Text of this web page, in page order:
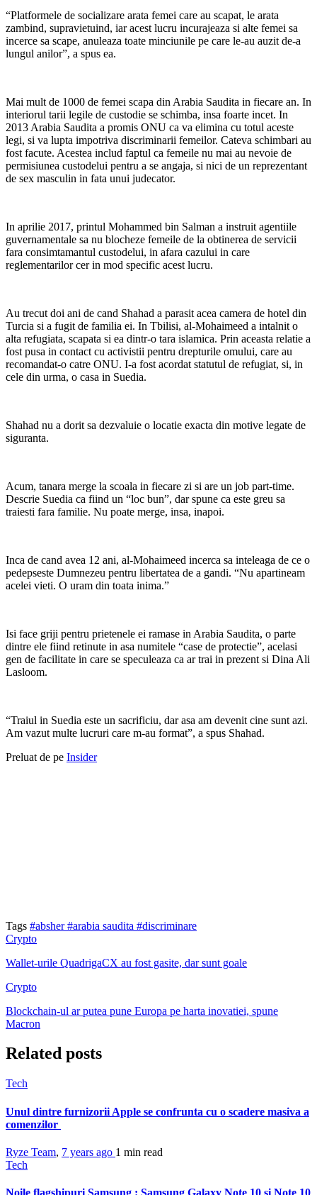
“Platformele de socializare arata femei care au scapat, le arata
zambind, supravietuind, iar acest lucru incurajeaza si alte femei sa
incerce sa scape, anuleaza toate minciunile pe care le-au auzit de-a
lungul anilor”, a spus ea.
Mai mult de 1000 de femei scapa din Arabia Saudita in fiecare an. In
interiorul tarii legile de custodie se schimba, insa foarte incet. In
2013 Arabia Saudita a promis ONU ca va elimina cu totul aceste
legi, si va lupta impotriva discriminarii femeilor. Cateva schimbari au
fost facute. Acestea includ faptul ca femeile nu mai au nevoie de
permisiunea custodelui pentru a se angaja, si nici de un reprezentant
de sex masculin in fata unui judecator.
In aprilie 2017, printul Mohammed bin Salman a instruit agentiile
guvernamentale sa nu blocheze femeile de la obtinerea de servicii
fara consimtamantul custodelui, in afara cazului in care
reglementarilor cer in mod specific acest lucru.
Au trecut doi ani de cand Shahad a parasit acea camera de hotel din
Turcia si a fugit de familia ei. In Tbilisi, al-Mohaimeed a intalnit o
alta refugiata, scapata si ea dintr-o tara islamica. Prin aceasta relatie a
fost pusa in contact cu activistii pentru drepturile omului, care au
recomandat-o catre ONU. I-a fost acordat statutul de refugiat, si, in
cele din urma, o casa in Suedia.
Shahad nu a dorit sa dezvaluie o locatie exacta din motive legate de
siguranta.
Acum, tanara merge la scoala in fiecare zi si are un job part-time.
Descrie Suedia ca fiind un “loc bun”, dar spune ca este greu sa
traiesti fara familie. Nu poate merge, insa, inapoi.
Inca de cand avea 12 ani, al-Mohaimeed incerca sa inteleaga de ce o
pedepseste Dumnezeu pentru libertatea de a gandi. “Nu apartineam
acelei vieti. O uram din toata inima.”
Isi face griji pentru prietenele ei ramase in Arabia Saudita, o parte
dintre ele fiind retinute in asa numitele “case de protectie”, acelasi
gen de facilitate in care se speculeaza ca ar trai in prezent si Dina Ali
Lasloom.
“Traiul in Suedia este un sacrificiu, dar asa am devenit cine sunt azi.
Am vazut multe lucruri care m-au format”, a spus Shahad.
Preluat de pe Insider
Tags #absher#arabia saudita #discriminare
Crypto
Wallet-urile QuadrigaCX au fost gasite, dar sunt goale
Crypto
Blockchain-ul ar putea pune Europa pe harta inovatiei, spune
Macron
Related posts
Tech
Unul dintre furnizorii Apple se confrunta cu o scadere masiva a
comenzilor
Ryze Team, 7 years ago 1 min read
Tech